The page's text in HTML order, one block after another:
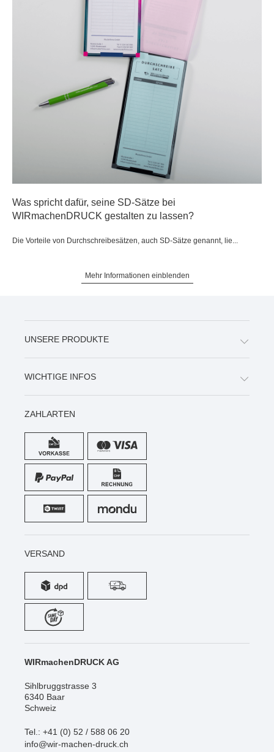
Was spricht dafür, seine SD-Sätze bei
WIRmachenDRUCK gestalten zu lassen?
Die Vorteile von Durchschreibesätzen, auch SD-Sätze genannt, lie...
Mehr Informationen einblenden
UNSERE PRODUKTE
WICHTIGE INFOS
ZAHLARTEN
VERSAND
WIRmachenDRUCK AG
Sihlbruggstrasse 3
6340 Baar
Schweiz
Tel.: +41 (0) 52 / 588 06 20
info@wir-machen-druck.ch